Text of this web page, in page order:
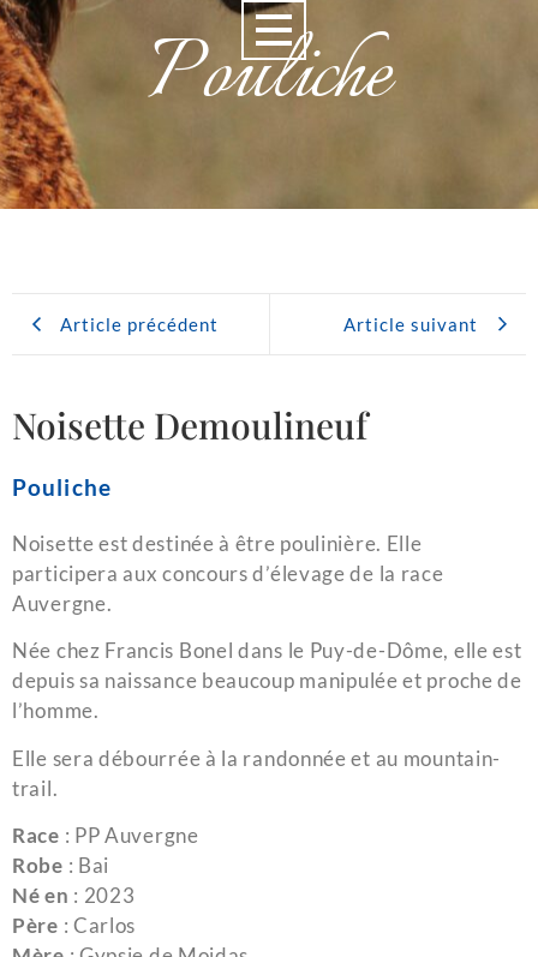
Pouliche
Article précédent Article suivant
Noisette Demoulineuf
Pouliche
Noisette est destinée à être poulinière. Elle
participera aux concours d’élevage de la race
Auvergne.
Née chez Francis Bonel dans le Puy-de-Dôme, elle est
depuis sa naissance beaucoup manipulée et proche de
l’homme.
Elle sera débourrée à la randonnée et au mountain-
trail.
Race : PP Auvergne
Robe : Bai
Né en : 2023
Père : Carlos